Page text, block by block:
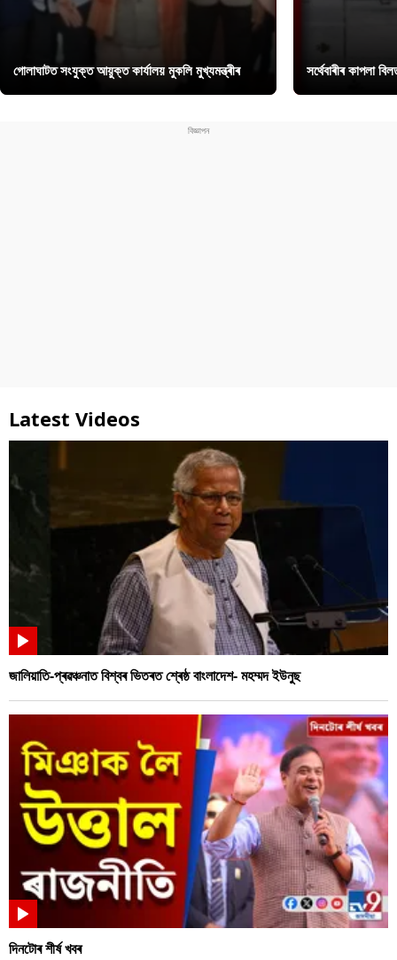
গোলাঘাটত সংযুক্ত আয়ুক্ত কাৰ্যালয় মুকলি মুখ্যমন্ত্ৰীৰ সৰ্থেবাৰীৰ কাপলা
Latest Videos
জালিয়াতি-প্ৰৱঞ্চনাত বিশ্বৰ ভিতৰত শ্ৰেষ্ঠ বাংলাদেশ- মহম্মদ ইউনুছ
দিনটোৰ শীৰ্ষ খবৰ